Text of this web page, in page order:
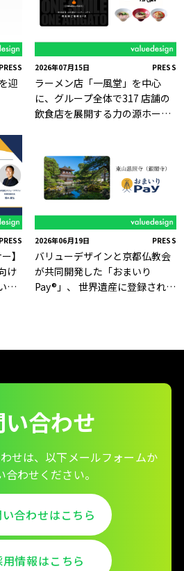
PRESS
迎
2026年07月15日 PRESS
ラーメン店「一風堂」を中心
に、グループ全体で317 店舗の
飲食店を展開する力の源ホール
PRESS
】
け
り
2026年06月19日 PRESS
バリューデザインと京都仏教会
が共同開発した「おまいり
Pay®」、 世界遺産に登録された
い合わせ
せは、以下メールフォームか
合わせください。
合わせはこちら
用情報はこちら